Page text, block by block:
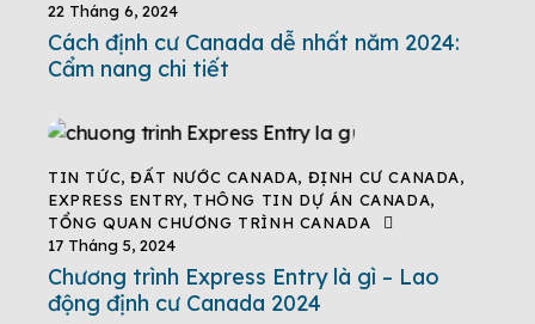
22 Tháng 6, 2024
Cách định cư Canada dễ nhất năm 2024:
Cẩm nang chi tiết
TIN TỨC,ĐẤT NƯỚC CANADA, ĐỊNH CƯ CANADA,
EXPRESS ENTRY, THÔNG TIN DỰ ÁN CANADA,
TỔNG QUAN CHƯƠNG TRÌNH CANADA
17 Tháng 5, 2024
Chương trình Express Entry là gì – Lao
động định cư Canada 2024